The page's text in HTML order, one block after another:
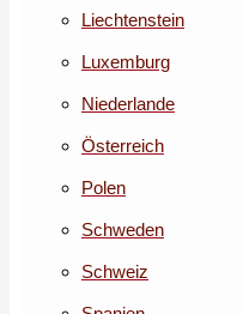
Liechtenstein
Luxemburg
Niederlande
Österreich
Polen
Schweden
Schweiz